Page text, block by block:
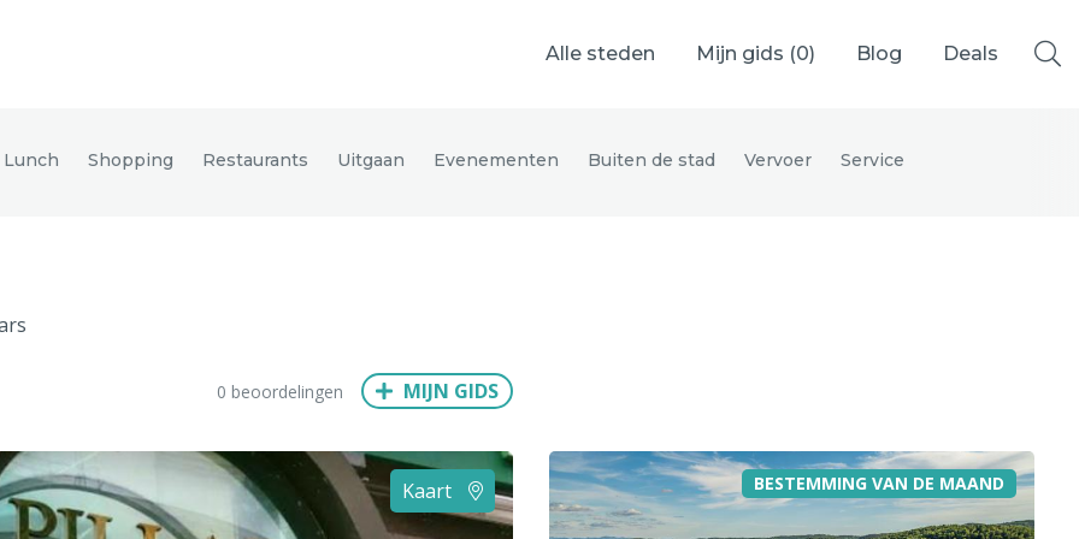
Alle steden Mijn gids (0) Blog Deals
München Wenen Budapest Bangkok
Shopping Restaurants Uitgaan Evenementen Buiten de stad Vervoer Service
0 beoordelingen MIJN GIDS
Kaart BESTEMMING VAN DE MAAND